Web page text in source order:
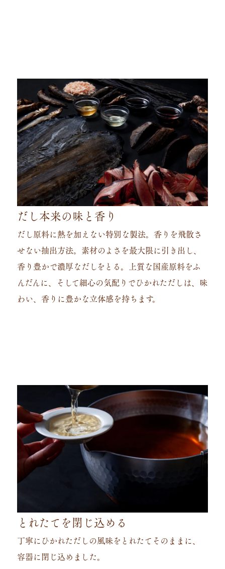
だし本来の味と香り
だし原料に熱を加えない特別な製法。香りを飛散さ
せない抽出方法。素材のよさを最大限に引き出し、
香り豊かで濃厚なだしをとる。上質な国産原料をふ
んだんに、そして細心の気配りでひかれただしは、味
わい、香りに豊かな立体感を持ちます。
とれたてを閉じ込める
丁寧にひかれただしの風味をとれたてそのままに、
容器に閉じ込めました。